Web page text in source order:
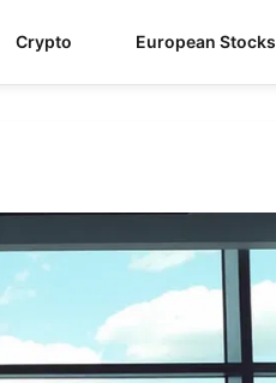
Crypto European Stocks